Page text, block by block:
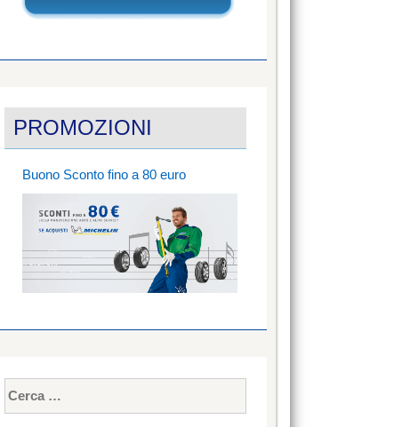
PROMOZIONI
Buono Sconto fino a 80 euro